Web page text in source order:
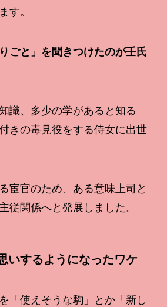
す。
ごと」を聞きつけたのが壬氏
識、多少の学があると知る
きの毒見役をする侍女に出世
宦官のため、ある意味上司と
従関係へと発展しました。
いするようになったワケ
「使えそうな駒」とか「新し